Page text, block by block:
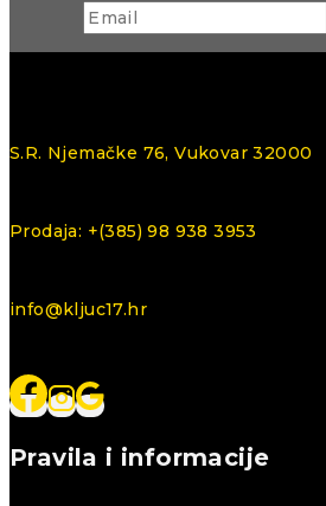
S.R. Njemačke 76, Vukovar 32000
Prodaja: +(385) 98 938 3953
info@kljuc17.hr
Pravila i informacije